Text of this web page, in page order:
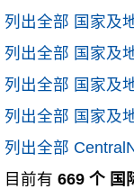
列出全部 国家及
列出全部 国家及
列出全部 国家及
列出全部 国家及
列出全部
目前有 669 个 国